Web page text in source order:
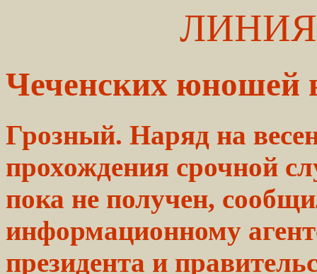
Чеченских юношей
Грозный. Наряд на
прохождения срочной
пока не получен,
информационному
президента и